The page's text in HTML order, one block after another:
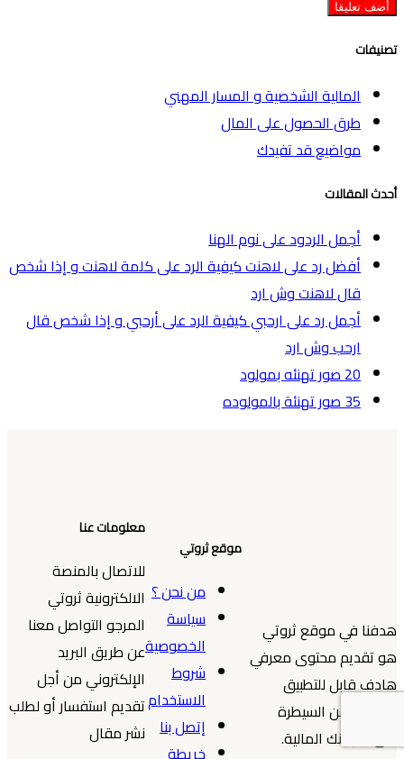
تصنيفات
المالية الشخصية و المسار المهني
طرق الحصول على المال
مواضيع قد تفيدك
أحدث المقالات
أجمل الردود على نوم الهنا
أفضل رد على لاهنت كيفية الرد على كلمة لاهنت و إذا شخص
قال لاهنت وش ارد
أجمل رد على ارحبي كيفية الرد على أرحبي و إذا شخص قال
ارحب وش ارد
20 صور تهنئه بمولود
35 صور تهنئة بالمولوده
هدفنا في موقع ثروتي
هو تقديم محتوى معرفي
هادف قابل للتطبيق
لتمكينك من السيطرة
على شؤونك المالية.
موقع ثروتي
من نحن ؟
سياسة
الخصوصية
شروط
الاستخدام
إتصل بنا
معلومات عنا
للاتصال بالمنصة
الالكترونية ثروتي
المرجو التواصل معنا
عن طريق البريد
الإلكتروني من أجل
تقديم استفسار أو لطلب
نشر مقال